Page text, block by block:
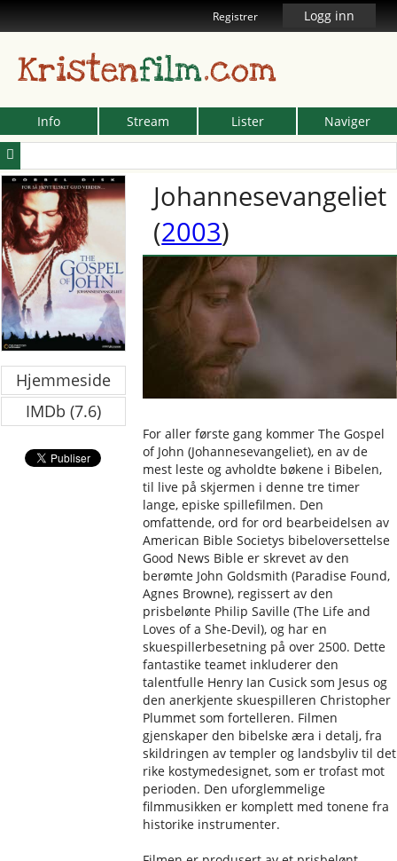
Registrer Logg inn
Kristenfilm.com
Info Stream Lister Naviger
Hjemmeside
IMDb (7.6)
Johannesevangeliet
(2003)
For aller første gang kommer The Gospel
of John (Johannesevangeliet), en av de
mest leste og avholdte bøkene i Bibelen,
til live på skjermen i denne tre timer
lange, episke spillefilmen. Den
omfattende, ord for ord bearbeidelsen av
American Bible Societys bibeloversettelse
Good News Bible er skrevet av den
berømte John Goldsmith (Paradise Found,
Agnes Browne), regissert av den
prisbelønte Philip Saville (The Life and
Loves of a She-Devil), og har en
skuespillerbesetning på over 2500. Dette
fantastike teamet inkluderer den
talentfulle Henry Ian Cusick som Jesus og
den anerkjente skuespilleren Christopher
Plummet som fortelleren. Filmen
gjenskaper den bibelske æra i detalj, fra
skildringen av templer og landsbyliv til det
rike kostymedesignet, som er trofast mot
perioden. Den uforglemmelige
filmmusikken er komplett med tonene fra
historike instrumenter.